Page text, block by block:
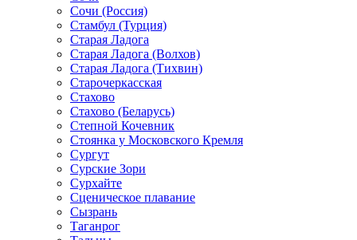
Сочи (Россия)
Стамбул (Турция)
Старая Ладога
Старая Ладога (Волхов)
Старая Ладога (Тихвин)
Старочеркасская
Стахово
Стахово (Беларусь)
Степной Кочевник
Стоянка у Московского Кремля
Сургут
Сурские Зори
Сурхайте
Сценическое плавание
Сызрань
Таганрог